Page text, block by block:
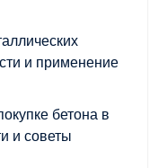
и применение
бетона в
и советы